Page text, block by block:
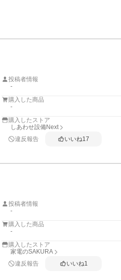
投稿者情報
-
購入した商品
-
購入したストア
しあわせ設備Next
違反報告
いいね17
投稿者情報
-
購入した商品
-
購入したストア
家電のSAKURA
違反報告
いいね1